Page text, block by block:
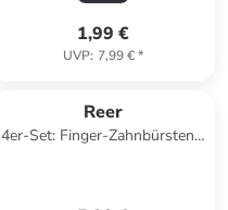
1,99 €
UVP: 7,99 €*
Reer
4er-Set: Finger-Zahnbürsten -